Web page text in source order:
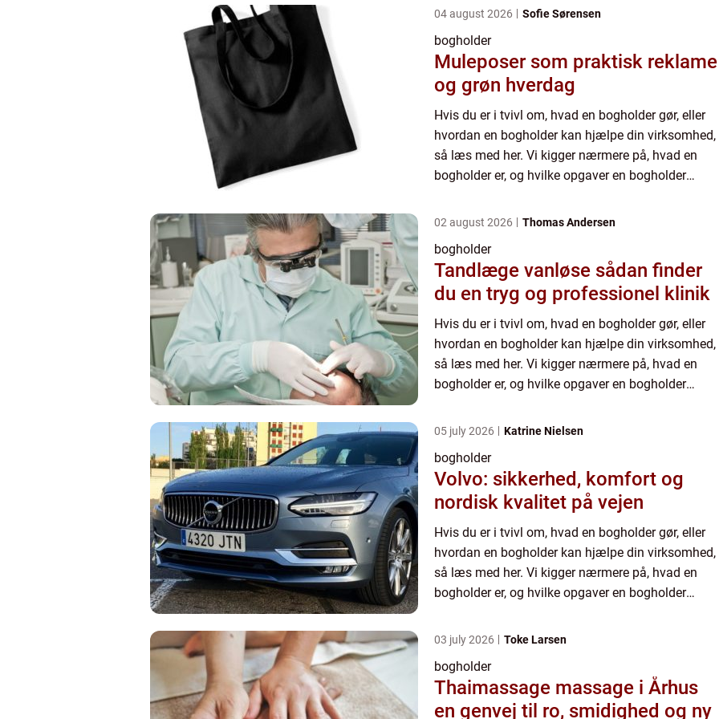
04 august 2026 Sofie Sørensen
bogholder
Muleposer som praktisk reklame
og grøn hverdag
Hvis du er i tvivl om, hvad en bogholder gør, eller
hvordan en bogholder kan hjælpe din virksomhed,
så læs med her. Vi kigger nærmere på, hvad en
bogholder er, og hvilke opgaver en bogholder
forklarer...
02 august 2026 Thomas Andersen
bogholder
Tandlæge vanløse sådan finder
du en tryg og professionel klinik
Hvis du er i tvivl om, hvad en bogholder gør, eller
hvordan en bogholder kan hjælpe din virksomhed,
så læs med her. Vi kigger nærmere på, hvad en
bogholder er, og hvilke opgaver en bogholder
forklarer...
05 july 2026 Katrine Nielsen
bogholder
Volvo: sikkerhed, komfort og
nordisk kvalitet på vejen
Hvis du er i tvivl om, hvad en bogholder gør, eller
hvordan en bogholder kan hjælpe din virksomhed,
så læs med her. Vi kigger nærmere på, hvad en
bogholder er, og hvilke opgaver en bogholder
forklarer...
03 july 2026 Toke Larsen
bogholder
Thaimassage massage i Århus
en genvej til ro, smidighed og ny